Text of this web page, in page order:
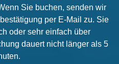
Sie buchen, senden wir
per E-Mail zu. Sie
oder sehr einfach über
dauert nicht länger als 5